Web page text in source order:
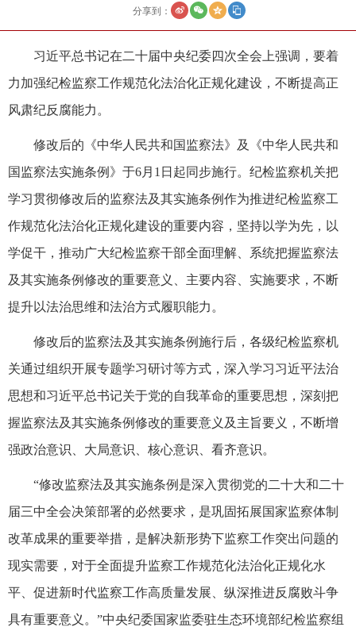
分享到：
习近平总书记在二十届中央纪委四次全会上强调，要着
力加强纪检监察工作规范化法治化正规化建设，不断提高正
风肃纪反腐能力。
修改后的《中华人民共和国监察法》及《中华人民共和
国监察法实施条例》于6月1日起同步施行。纪检监察机关把
学习贯彻修改后的监察法及其实施条例作为推进纪检监察工
作规范化法治化正规化建设的重要内容，坚持以学为先，以
学促干，推动广大纪检监察干部全面理解、系统把握监察法
及其实施条例修改的重要意义、主要内容、实施要求，不断
提升以法治思维和法治方式履职能力。
修改后的监察法及其实施条例施行后，各级纪检监察机
关通过组织开展专题学习研讨等方式，深入学习习近平法治
思想和习近平总书记关于党的自我革命的重要思想，深刻把
握监察法及其实施条例修改的重要意义及主旨要义，不断增
强政治意识、大局意识、核心意识、看齐意识。
“修改监察法及其实施条例是深入贯彻党的二十大和二十
届三中全会决策部署的必然要求，是巩固拓展国家监察体制
改革成果的重要举措，是解决新形势下监察工作突出问题的
现实需要，对于全面提升监察工作规范化法治化正规化水
平、促进新时代监察工作高质量发展、纵深推进反腐败斗争
具有重要意义。”中央纪委国家监委驻生态环境部纪检监察组